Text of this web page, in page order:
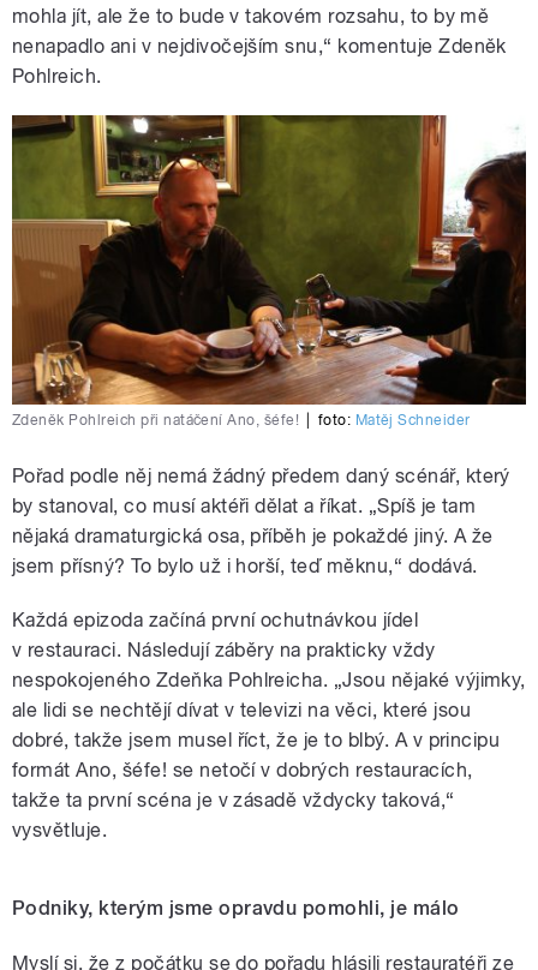
mohla jít, ale že to bude v takovém rozsahu, to by mě
nenapadlo ani v nejdivočejším snu,“ komentuje Zdeněk
Pohlreich.
Zdeněk Pohlreich při natáčení Ano, šéfe! foto: Matěj Schneider
Pořad podle něj nemá žádný předem daný scénář, který
by stanoval, co musí aktéři dělat a říkat. „Spíš je tam
nějaká dramaturgická osa, příběh je pokaždé jiný. A že
jsem přísný? To bylo už i horší, teď měknu,“ dodává.
Každá epizoda začíná první ochutnávkou jídel
v restauraci. Následují záběry na prakticky vždy
nespokojeného Zdeňka Pohlreicha. „Jsou nějaké výjimky,
ale lidi se nechtějí dívat v televizi na věci, které jsou
dobré, takže jsem musel říct, že je to blbý. A v principu
formát Ano, šéfe! se netočí v dobrých restauracích,
takže ta první scéna je v zásadě vždycky taková,“
vysvětluje.
Podniky, kterým jsme opravdu pomohli, je málo
Myslí si, že z počátku se do pořadu hlásili restauratéři ze